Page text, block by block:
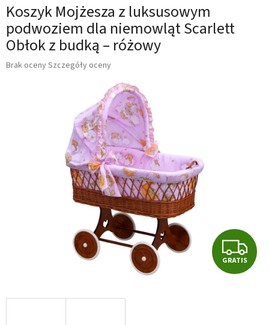
Koszyk Mojżesza z luksusowym
podwoziem dla niemowląt Scarlett
Obłok z budką – różowy
Średnia
Brak ocenySzczegóły oceny
G
R
GRATIS